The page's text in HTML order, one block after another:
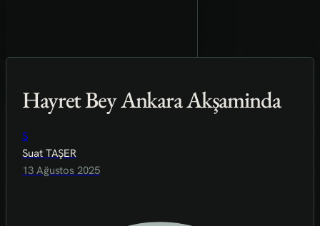
Hayret Bey Ankara Akşaminda
S
Suat TAŞER
13 Ağustos 2025